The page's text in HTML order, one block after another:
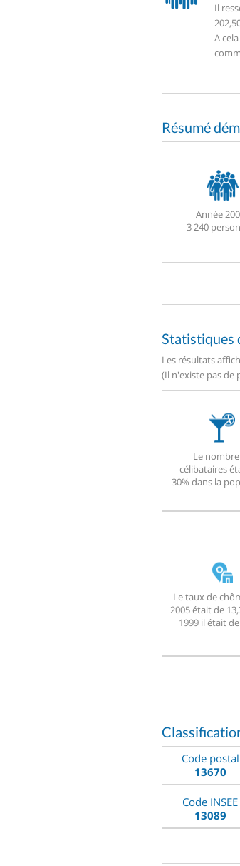
Il
A
Résumé
Année
3 240
Statistiques
Les résultats
(Il n'existe pas de
Le
célibataires
30% dans la
Le taux de
2005 était de
1999 il était
Code postal
13670
Code INSEE
13089